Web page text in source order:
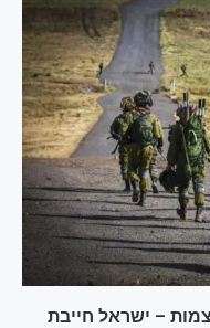
– ישראל חייבת